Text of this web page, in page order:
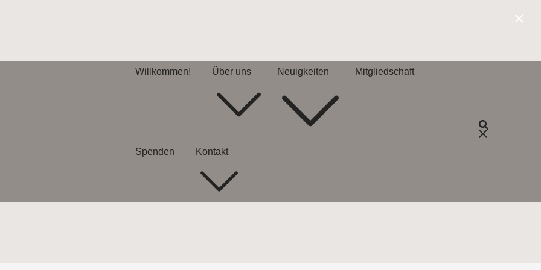
Willkommen! Über uns Neuigkeiten Mitgliedschaft
Spenden Kontakt